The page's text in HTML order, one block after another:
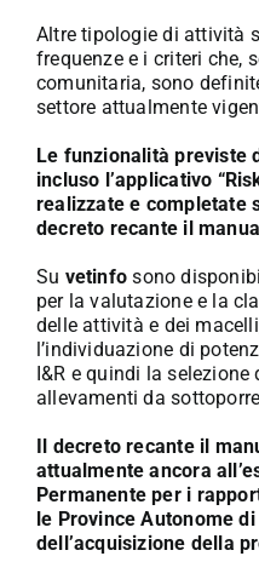
Altre tipologie di attività
frequenze e i criteri che,
comunitaria, sono
settore attualmente
Le funzionalità previste
incluso l’applicativo
realizzate e completate
decreto recante il
Su vetinfo sono
per la valutazione e la
delle attività e dei
l’individuazione di
I&R e quindi la
allevamenti da
Il decreto recante il
attualmente ancora
Permanente per i
le Province Autonome
dell’acquisizione della